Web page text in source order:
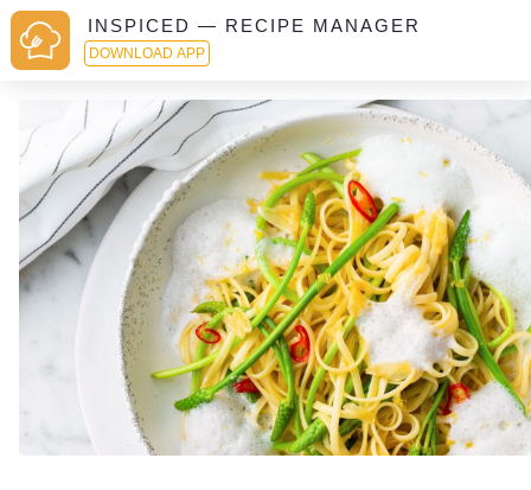
INSPICED — RECIPE MANAGER
DOWNLOAD APP